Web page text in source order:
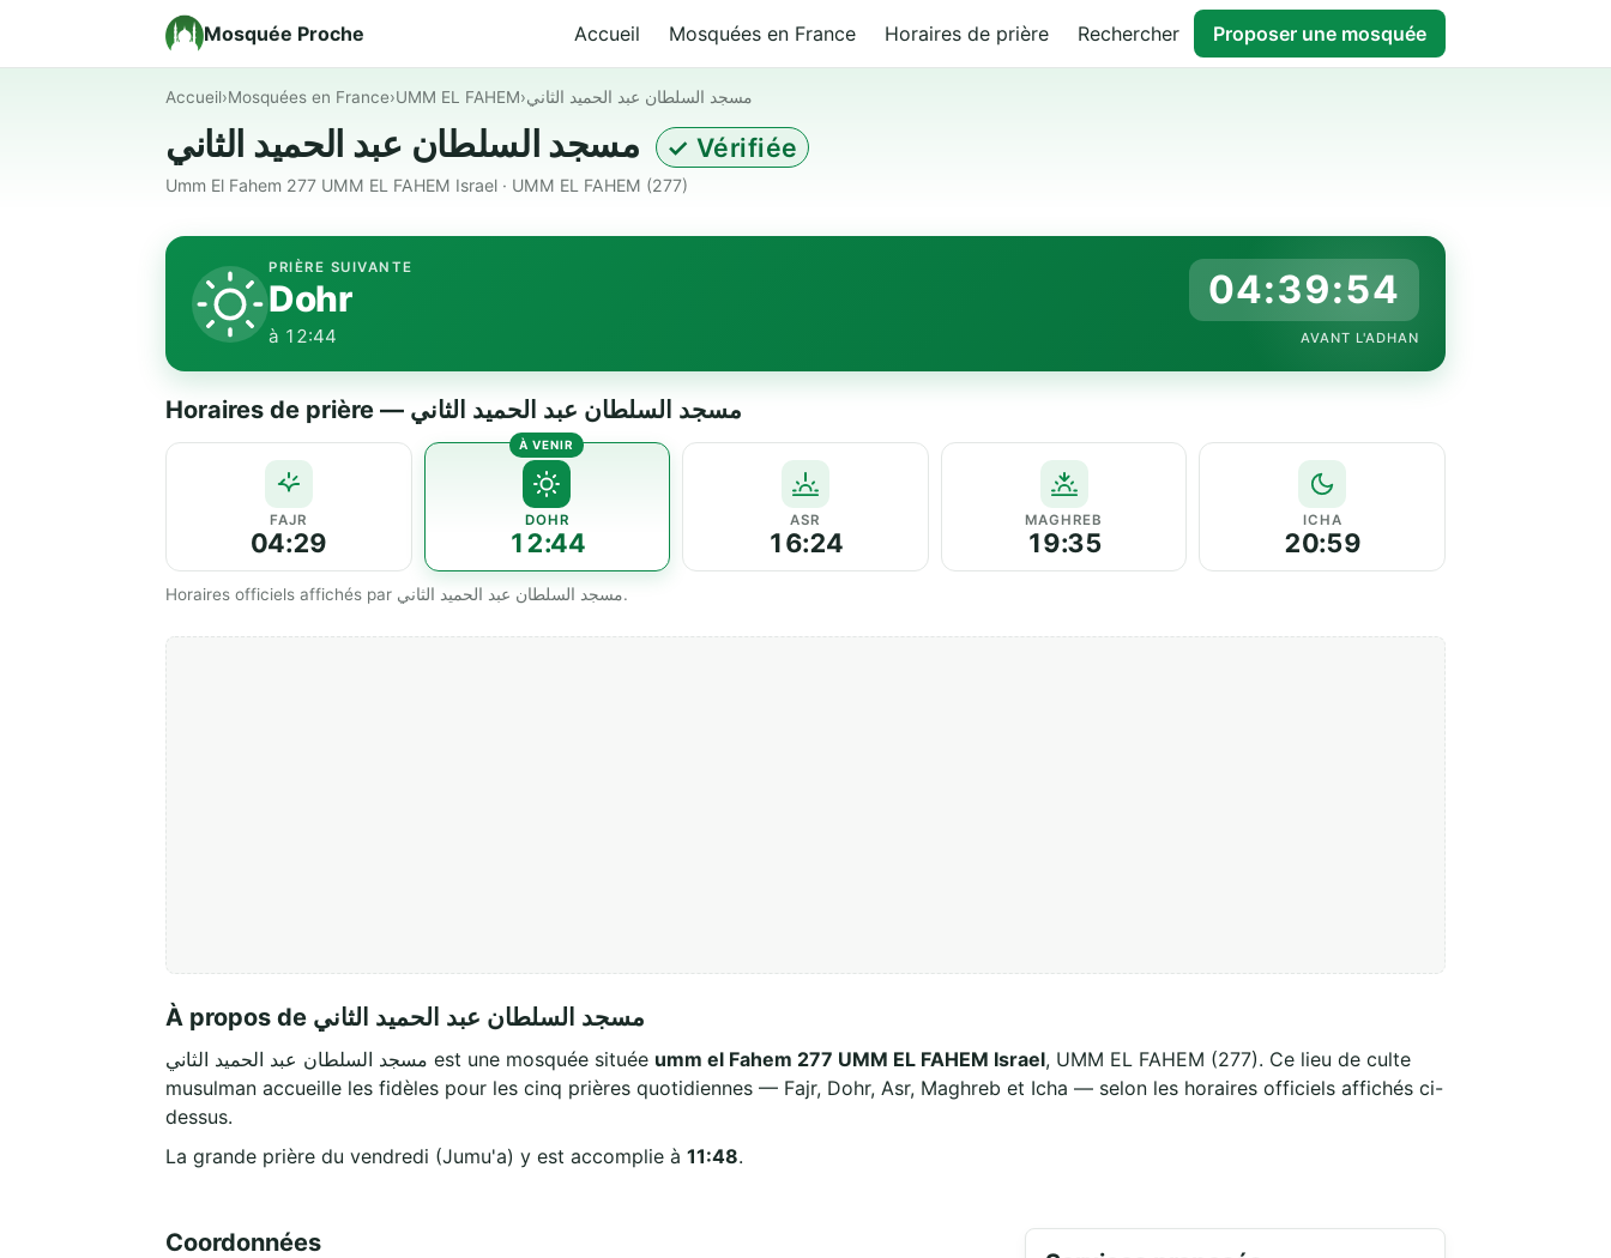
Mosquée Proche Accueil Mosquées en France Horaires de prière Rechercher Proposer une mosquée
Accueil›Mosquées en France›UMM EL FAHEM›مسجد السلطان عبد الحميد الثاني
✓ Vérifiée
Umm El Fahem 277 UMM EL FAHEM Israel · UMM EL FAHEM (277)
PRIÈRE SUIVANTE
Dohr
à 12:44
04:39:53
AVANT L'ADHAN
Horaires de prière — مسجد السلطان عبد الحميد الثاني
FAJR
04:29
DOHR
12:44
ASR
16:24
MAGHREB
19:35
ICHA
20:59
Horaires officiels affichés par مسجد السلطان عبد الحميد الثاني.
À propos de مسجد السلطان عبد الحميد الثاني
مسجد السلطان عبد الحميد الثاني est une mosquée située umm el Fahem 277 UMM EL FAHEM Israel, UMM EL FAHEM (277). Ce lieu de culte
musulman accueille les fidèles pour les cinq prières quotidiennes — Fajr, Dohr, Asr, Maghreb et Icha — selon les horaires officiels affichés ci-
dessus.
La grande prière du vendredi (Jumu'a) y est accomplie à 11:48.
Coordonnées